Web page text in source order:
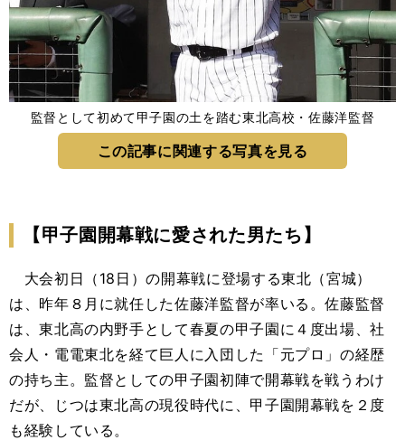
監督として初めて甲子園の土を踏む東北高校・佐藤洋監督
この記事に関連する写真を見る
【甲子園開幕戦に愛された男たち】
大会初日（18日）の開幕戦に登場する東北（宮城）
は、昨年８月に就任した佐藤洋監督が率いる。佐藤監督
は、東北高の内野手として春夏の甲子園に４度出場、社
会人・電電東北を経て巨人に入団した「元プロ」の経歴
の持ち主。監督としての甲子園初陣で開幕戦を戦うわけ
だが、じつは東北高の現役時代に、甲子園開幕戦を２度
も経験している。